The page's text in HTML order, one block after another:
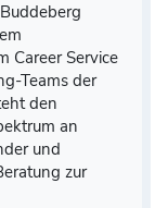
Career Service
Teams der
den
an
und
zur